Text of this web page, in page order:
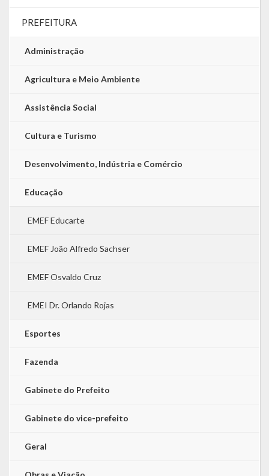
Acesso à Informação
PREFEITURA
Administração
Agricultura e Meio Ambiente
Assistência Social
Cultura e Turismo
Desenvolvimento, Indústria e Comércio
Educação
EMEF Educarte
EMEF João Alfredo Sachser
EMEF Osvaldo Cruz
EMEI Dr. Orlando Rojas
Esportes
Fazenda
Gabinete do Prefeito
Gabinete do vice-prefeito
Geral